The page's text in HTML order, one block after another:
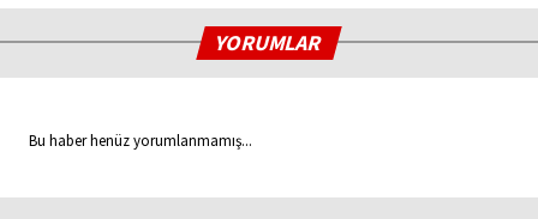
YORUMLAR
Bu haber henüz yorumlanmamış...